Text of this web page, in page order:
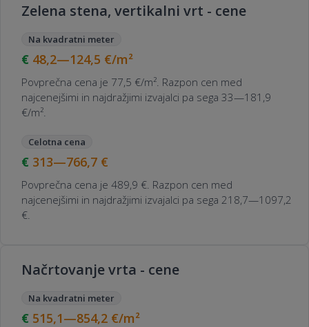
Zelena stena, vertikalni vrt - cene
Na kvadratni meter
48,2—124,5 €/m²
Povprečna cena je 77,5 €/m². Razpon cen med
najcenejšimi in najdražjimi izvajalci pa sega 33—181,9
€/m².
Celotna cena
313—766,7 €
Povprečna cena je 489,9 €. Razpon cen med
najcenejšimi in najdražjimi izvajalci pa sega 218,7—1097,2
€.
Načrtovanje vrta - cene
Na kvadratni meter
515,1—854,2 €/m²